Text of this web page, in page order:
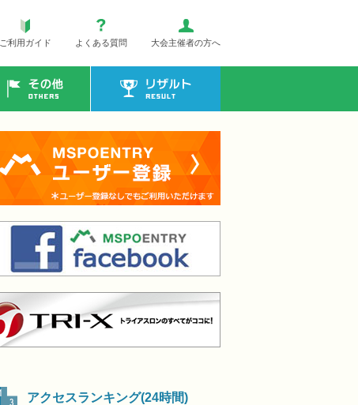
ご利用ガイド よくある質問 大会主催者の方へ
その他 リザルト
アクセスランキング(24時間)